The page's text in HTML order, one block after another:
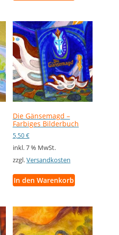
Die Gänsemagd –
Farbiges Bilderbuch
5,50€
inkl. 7 % MwSt.
zzgl.Versandkosten
In den Warenkorb